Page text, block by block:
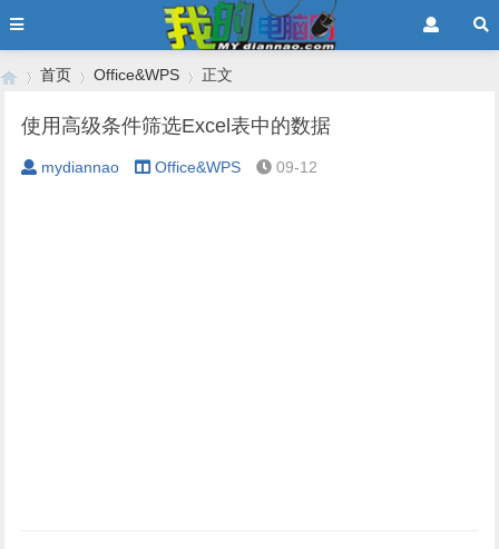
›
首页
›
Office&WPS
›
正文
使用高级条件筛选Excel表中的数据
mydiannao Office&WPS 09-12